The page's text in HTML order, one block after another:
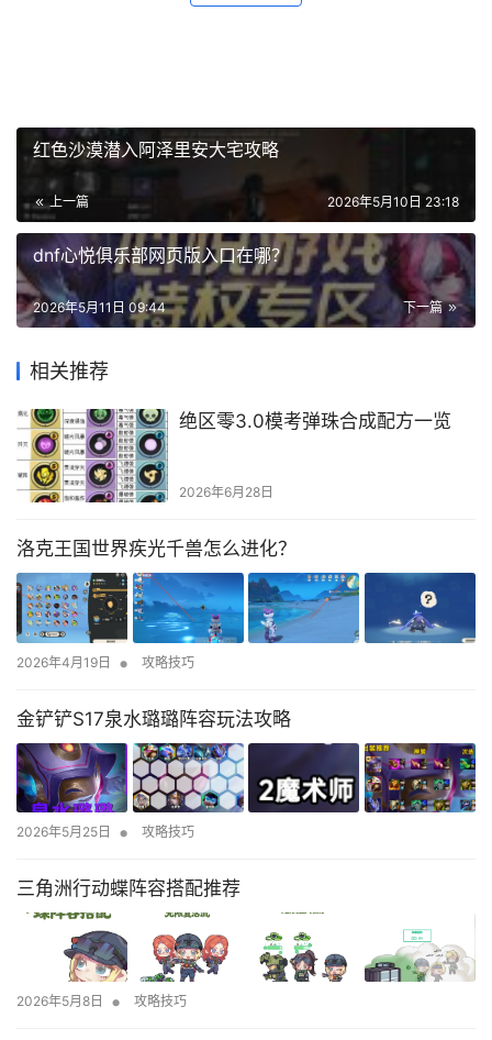
红色沙漠潜入阿泽里安大宅攻略
上一篇 2026年5月10日 23:18
dnf心悦俱乐部网页版入口在哪？
下一篇
2026年5月11日 09:44
相关推荐
绝区零3.0模考弹珠合成配方一览
2026年6月28日
洛克王国世界疾光千兽怎么进化？
2026年4月19日 • 攻略技巧
金铲铲S17泉水璐璐阵容玩法攻略
2026年5月25日 • 攻略技巧
三角洲行动蝶阵容搭配推荐
2026年5月8日 • 攻略技巧